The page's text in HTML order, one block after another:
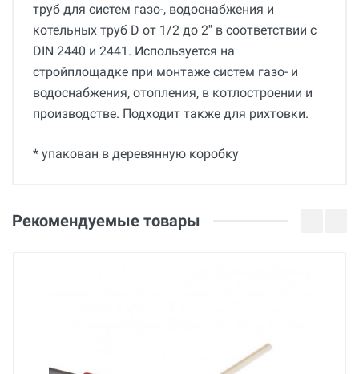
труб для систем газо-, водоснабжения и
котельных труб D от 1/2 до 2'' в соответствии с
DIN 2440 и 2441. Используется на
стройплощадке при монтаже систем газо- и
водоснабжения, отопления, в котлостроении и
производстве. Подходит также для рихтовки.
* упакован в деревянную коробку
36 месяцев
Бренд
Ченышев А.С.
Рекомендуемые товары